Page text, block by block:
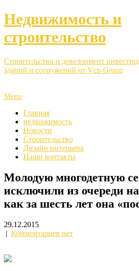
Недвижимость и
строительство
Строительство и девелопмент
зданий и сооружений от Vcp-Group
Menu
Главная
недвижимость
Новости
Строительство
Дизайн интерьера
Наши контакты
Молодую многодетную
исключили из очереди
как за шесть лет она
29.12.2015
| Комментариев нет